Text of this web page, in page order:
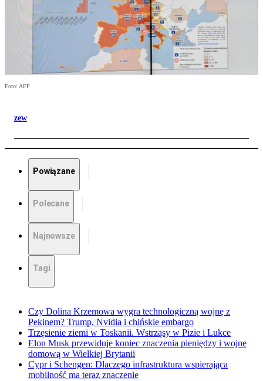
Foto: AFP
zew
Powiązane
Polecane
Najnowsze
Tagi
Czy Dolina Krzemowa wygra technologiczną wojnę z
Pekinem? Trump, Nvidia i chińskie embargo
Trzęsienie ziemi w Toskanii. Wstrząsy w Pizie i Lukce
Elon Musk przewiduje koniec znaczenia pieniędzy i wojnę
domową w Wielkiej Brytanii
Cypr i Schengen: Dlaczego infrastruktura wspierająca
mobilność ma teraz znaczenie